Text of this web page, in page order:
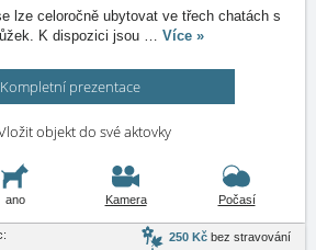
lze celoročně ubytovat ve třech chatách s
K dispozici jsou … Více »
Kompletní prezentace
objekt do své aktovky
ano Kamera Počasí
250 Kč bez stravování